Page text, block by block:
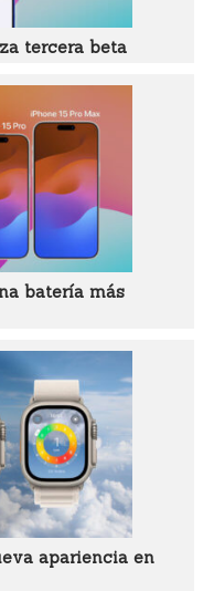
tercera beta
batería más
apariencia en